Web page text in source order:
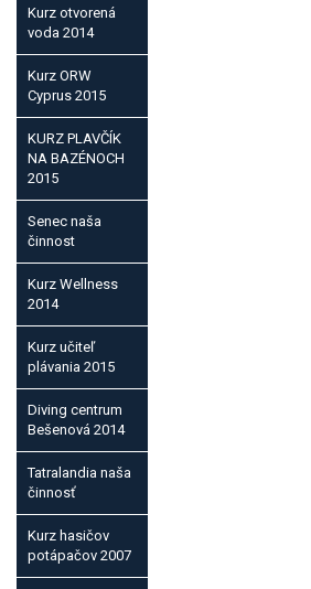
Kurz otvorená
voda 2014
Kurz ORW
Cyprus 2015
KURZ PLAVČÍK
NA BAZÉNOCH
2015
Senec naša
činnost
Kurz Wellness
2014
Kurz učiteľ
plávania 2015
Diving centrum
Bešenová 2014
Tatralandia naša
činnosť
Kurz hasičov
potápačov 2007